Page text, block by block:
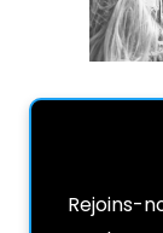
Rejoins-